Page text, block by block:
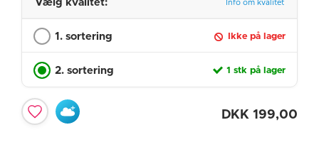
Vælg kvalitet: Info om kvalitet
1. sortering Ikke på lager
2. sortering 1 stk på lager
DKK 199,00